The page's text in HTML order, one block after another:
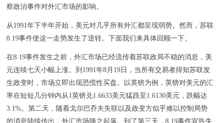
察政治事件对外汇市场的影响。
从1991年下半年开始，美元对几乎所有外汇都呈现弱势。然而，苏联
8.19事件使这一走势发生了逆转。下面我们来具体回顾一下。
在8.19事件发生之前，外汇市场已经流传着苏联政局不稳的消息，美
元连续七天小幅上涨。到1991年8月19日，当所有交易者得知苏联发
生政变时，市场立即出现恐慌性买盘。以英镑为例，英镑对美元的汇
率在短短几分钟内从1英镑兑1.6633美元猛跌至1.6130美元，跌幅达
3.1%。第二天，随着戈尔巴乔夫失联以及政变方似乎难以控制局势
的消息陆续传出，外汇市场随之起落。到了第三天，8.19事件宣告失